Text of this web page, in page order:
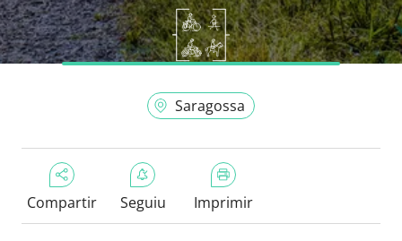
Saragossa
Compartir Seguiu Imprimir